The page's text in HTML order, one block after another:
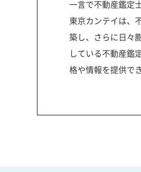
一言で不動産鑑定
東京カンテイは、
築し、さらに日々
している不動産鑑
格や情報を提供で